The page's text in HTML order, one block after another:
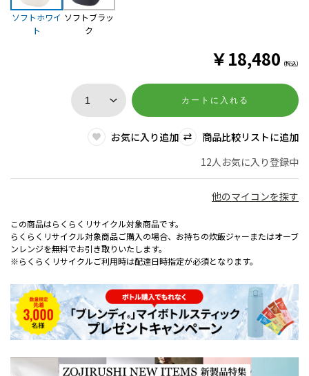
ソフトホワイ
ト
ソフトブラッ
ク
￥18,480 (税込)
カートに入れる
お気に入り追加
商品比較リストに追加
12人お気に入り登録中
他のマイコンを探す
この商品はらくらくリサイクル対象商品です。
らくらくリサイクル対象商品ご購入の場合、お持ちの炊飯ジャーまたはオーブ
ンレンジを無料でお引き取りいたします。
※らくらくリサイクルご利用時は配達日時指定が必須となります。